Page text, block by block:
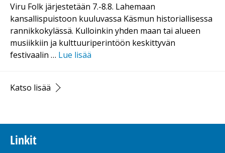
Viru Folk järjestetään 7.-8.8. Lahemaan
kansallispuistoon kuuluvassa Käsmun historiallisessa
rannikkokylässä. Kulloinkin yhden maan tai alueen
musiikkiin ja kulttuuriperintöön keskittyvän
festivaalin … Lue lisää
Katso lisää
Linkit